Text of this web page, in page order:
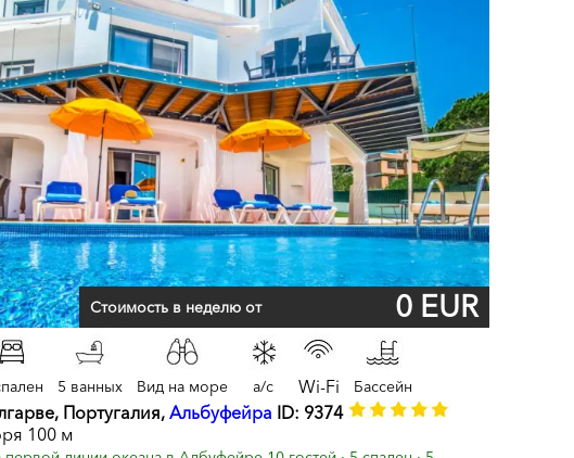
Стоимость в неделю от 0 EUR
5 ванных Вид на море a/c Wi-Fi Бассейн
Португалия, Альбуфейра ID: 9374
100 м